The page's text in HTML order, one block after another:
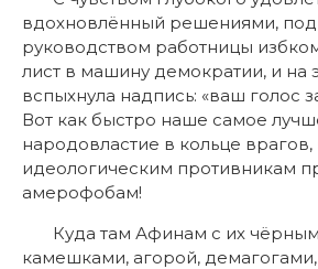
вдохновлённый решениями, под
руководством работницы
лист в машину демократии, и на
вспыхнула надпись: «ваш голос
Вот как быстро наше самое
народовластие в кольце врагов,
идеологическим противникам
амерофобам!
Куда там Афинам с их
камешками, агорой,